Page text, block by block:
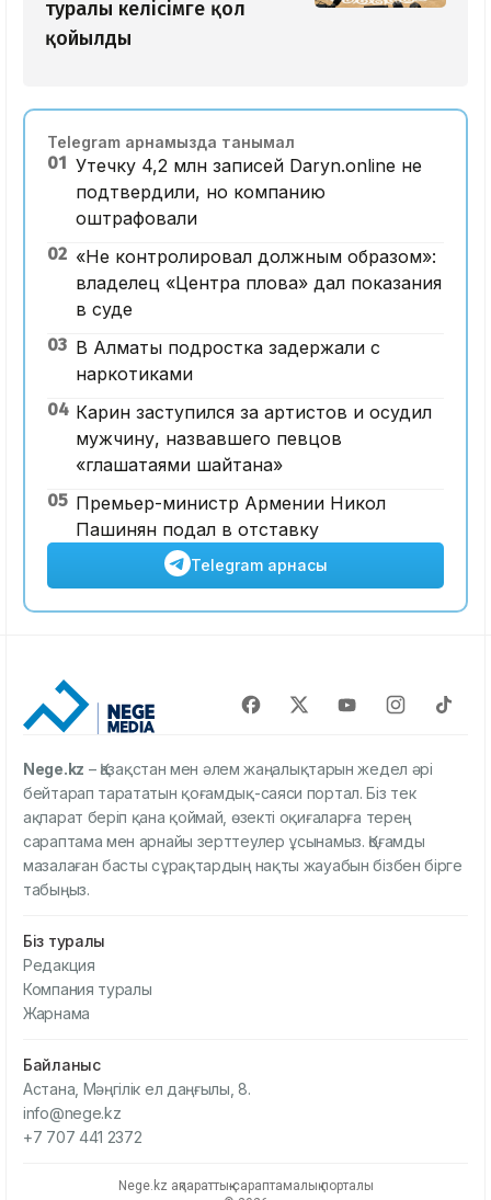
туралы келісімге қол
қойылды
Telegram арнамызда танымал
01 Утечку 4,2 млн записей Daryn.online не
подтвердили, но компанию
оштрафовали
02 «Не контролировал должным образом»:
владелец «Центра плова» дал показания
в суде
03 В Алматы подростка задержали с
наркотиками
04 Карин заступился за артистов и осудил
мужчину, назвавшего певцов
«глашатаями шайтана»
05 Премьер-министр Армении Никол
Пашинян подал в отставку
Telegram арнасы
Nege.kz – Қазақстан мен әлем жаңалықтарын жедел әрі
бейтарап тарататын қоғамдық-саяси портал. Біз тек
ақпарат беріп қана қоймай, өзекті оқиғаларға терең
сараптама мен арнайы зерттеулер ұсынамыз. Қоғамды
мазалаған басты сұрақтардың нақты жауабын бізбен бірге
табыңыз.
Біз туралы
Редакция
Компания туралы
Жарнама
Байланыс
Астана, Мәңгілік ел даңғылы, 8.
info@nege.kz
+7 707 441 2372
Nege.kz ақпараттық-сараптамалық порталы